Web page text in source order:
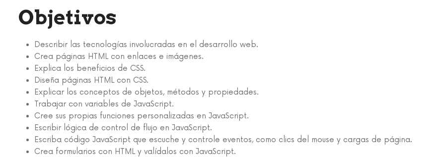
Objetivos
Describir las tecnologías involucradas en el desarrollo web.
Crea páginas HTML con enlaces e imágenes.
Explica los beneficios de CSS.
Diseña páginas HTML con CSS.
Explicar los conceptos de objetos, métodos y propiedades.
Trabajar con variables de JavaScript.
Cree sus propias funciones personalizadas en JavaScript.
Escribir lógica de control de flujo en JavaScript.
Escriba código JavaScript que escuche y controle eventos, como clics del mouse y cargas de página.
Crea formularios con HTML y valídalos con JavaScript.